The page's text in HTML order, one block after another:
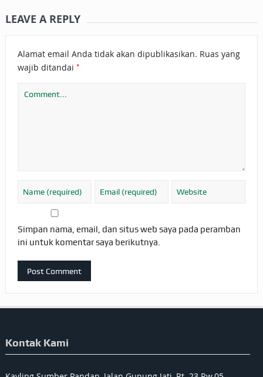
LEAVE A REPLY
Alamat email Anda tidak akan dipublikasikan. Ruas yang
wajib ditandai *
Simpan nama, email, dan situs web saya pada peramban
ini untuk komentar saya berikutnya.
Kontak Kami